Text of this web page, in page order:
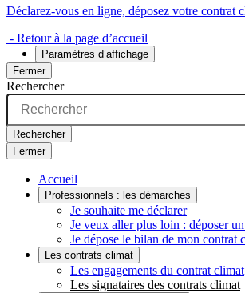
Déclarez-vous en ligne, déposez votre contrat
- Retour à la page d’accueil
Paramètres d’affichage
Fermer
Rechercher
Rechercher
Fermer
Accueil
Professionnels : les démarches
Je souhaite me déclarer
Je veux aller plus loin : déposer
Je dépose le bilan de mon contrat
Les contrats climat
Les engagements du contrat climat
Les signataires des contrats climat